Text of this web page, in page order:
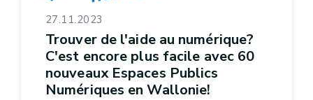
27.11.2023
Trouver de l'aide au numérique?
C'est encore plus facile avec 60
nouveaux Espaces Publics
Numériques en Wallonie!